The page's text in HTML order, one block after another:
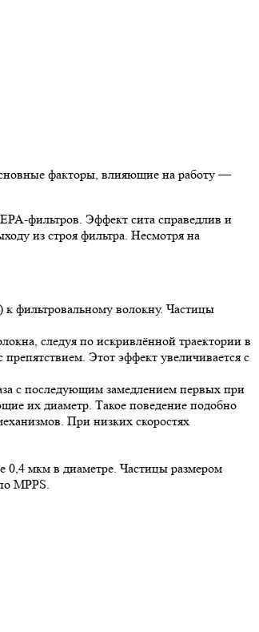
факторы, влияющие на работу —
фильтров. Эффект сита справедлив и
из строя фильтра. Несмотря на
к фильтровальному волокну. Частицы
следуя по искривлённой траектории в
Этот эффект увеличивается с
с последующим замедлением первых при
их диаметр. Такое поведение подобно
При низких скоростях
0,4 мкм в диаметре. Частицы размером
MPPS.